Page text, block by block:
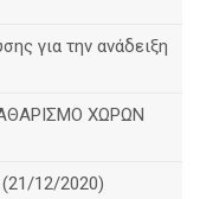
για την ανάδειξη
ΧΩΡΩΝ
12/2020)